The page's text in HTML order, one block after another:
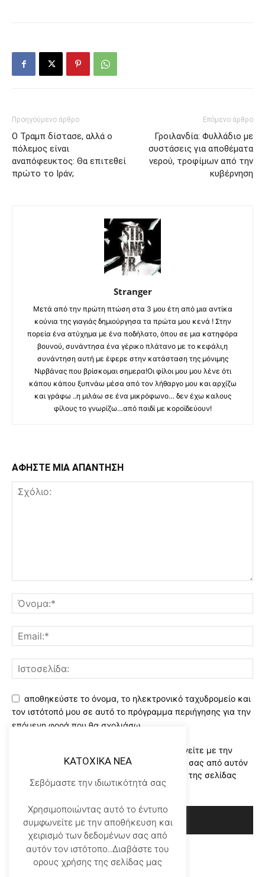
Προηγούμενο άρθρο
Ο Τραμπ δίστασε, αλλά ο
πόλεμος είναι
αναπόφευκτος: Θα επιτεθεί
πρώτο το Ιράν;
Επόμενο άρθρο
Γροιλανδία: Φυλλάδιο με
συστάσεις για αποθέματα
νερού, τροφίμων από την
κυβέρνηση
Stranger
Μετά από την πρώτη πτώση στα 3 μου έτη από μια αντίκα
κούνια της γιαγιάς δημιούργησα τα πρώτα μου κενά ! Στην
πορεία ένα ατύχημα με ένα ποδήλατο, όπου σε μια κατηφόρα
βουνού, συνάντησα ένα γέρικο πλάτανο με το κεφάλι,η
συνάντηση αυτή με έφερε στην κατάσταση της μόνιμης
Νιρβάνας που βρίσκομαι σημερα!Οι φίλοι μου μου λένε ότι
κάπου κάπου ξυπνάω μέσα από τον λήθαργο μου και αρχίζω
και γράφω ..η μιλάω σε ένα μικρόφωνο… δεν έχω καλους
φίλους το γνωρίζω…από παιδί με κοροϊδεύουν!
ΑΦΗΣΤΕ ΜΙΑ ΑΠΑΝΤΗΣΗ
αποθηκεύστε το όνομα, το ηλεκτρονικό ταχυδρομείο και
τον ιστότοπό μου σε αυτό το πρόγραμμα περιήγησης για την
επόμενη φορά που θα σχολιάσω.
Χρησιμοποιώντας αυτό το έντυπο συμφωνείτε με την
αποθήκευση και χειρισμό των δεδομένων σας από αυτόν
τον ιστότοπο..Διαβάστε του ορους χρήσης της σελίδας
μας*
KATOXIKA NEA
Σεβόμαστε την ιδιωτικότητά σας
Χρησιμοποιώντας αυτό το έντυπο
συμφωνείτε με την αποθήκευση και
χειρισμό των δεδομένων σας από
αυτόν τον ιστότοπο..Διαβάστε του
ορους χρήσης της σελίδας μας